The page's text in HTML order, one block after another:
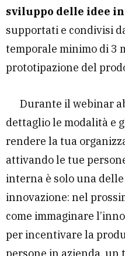
sviluppo delle idee
supportati e condivisi
temporale minimo di 3
prototipazione del
Durante il webinar
dettaglio le modalità e
rendere la tua
attivando le tue
interna è solo una
innovazione: nel
come immaginare
per incentivare la